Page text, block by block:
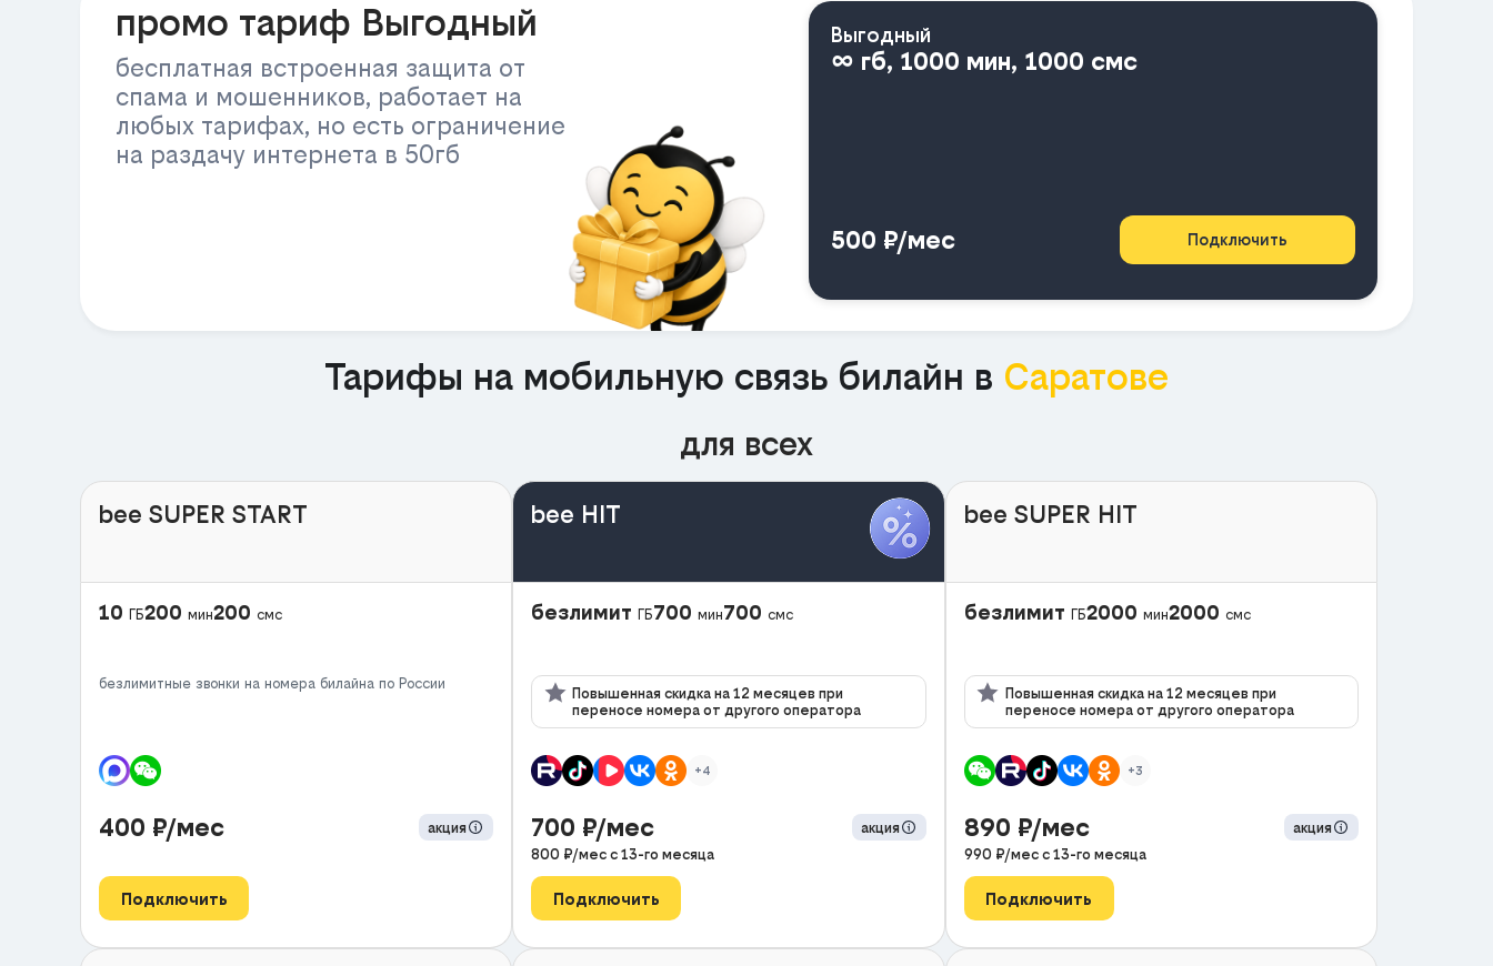
промо тариф Выгодный
бесплатная встроенная защита от
спама и мошенников, работает на
любых тарифах, но есть ограничение
на раздачу интернета в 50гб
Выгодный
∞ гб, 1000 мин, 1000 смс
500 ₽/мес Подключить
Тарифы на мобильную связь билайн в Саратове
для всех
bee SUPER START
10 ГБ200 мин200 смс
безлимитные звонки на номера билайна по России
400 ₽/мес акция
Подключить
bee HIT
безлимит ГБ700 мин700 смс
Повышенная скидка на 12 месяцев при
переносе номера от другого оператора
+4
700 ₽/мес
акция
800 ₽/мес с13-го месяца
Подключить
bee SUPER HIT
безлимит ГБ2000 мин2000 смс
Повышенная скидка на 12 месяцев при
переносе номера от другого оператора
+3
890 ₽/мес
акция
990 ₽/мес с 13-го месяца
Подключить